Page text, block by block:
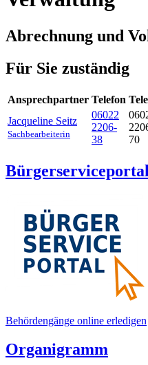
Abrechnung und
Für Sie zuständig
Ansprechpartner Telefon
Jacqueline Seitz
Sachbearbeiterin
06022
2206-
38
70
Bürgerserviceportal
Behördengänge online erledigen
Organigramm